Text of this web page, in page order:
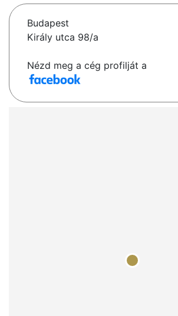
Budapest
Király utca 98/a
Nézd meg a cég profilját a